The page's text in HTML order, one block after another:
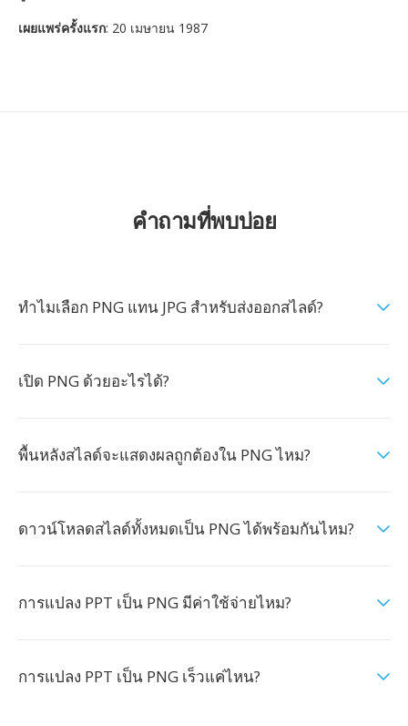
เผยแพร่ครั้งแรก: 20 เมษายน 1987
คำถามที่พบบ่อย
ทำไมเลือก PNG แทน JPG สำหรับส่งออกสไลด์?
เปิด PNG ด้วยอะไรได้?
พื้นหลังสไลด์จะแสดงผลถูกต้องใน PNG ไหม?
ดาวน์โหลดสไลด์ทั้งหมดเป็น PNG ได้พร้อมกันไหม?
การแปลง PPT เป็น PNG มีค่าใช้จ่ายไหม?
การแปลง PPT เป็น PNG เร็วแค่ไหน?